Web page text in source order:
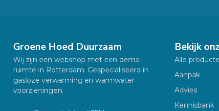
Groene Hoed Duurzaam
Wij zijn een webshop met een demo-
ruimte in Rotterdam. Gespecialiseerd in
gasloze verwarming en warmwater
voorzieningen.
Bekijk
Alle
Aanpak
Advies
Kennisbank